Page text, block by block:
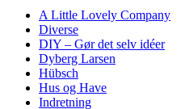
A Little Lovely Company
Diverse
DIY – Gør det selv idéer
Dyberg Larsen
Hübsch
Hus og Have
Indretning